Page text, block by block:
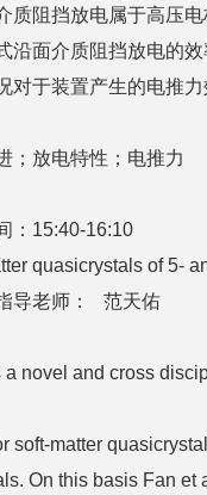
质阻挡放电属于高压
沿面介质阻挡放电的效
对于装置产生的电推
；放电特性；电推力
：15:40-16:10
quasicrystals of 5-
师： 范天佑
novel and cross
soft-matter
On this basis Fan